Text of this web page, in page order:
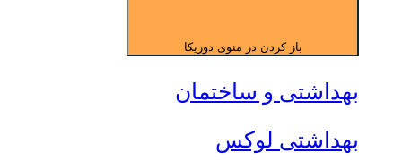
باز کردن در منوی دوریکا
بهداشتی و ساختمان
بهداشتی لوکس